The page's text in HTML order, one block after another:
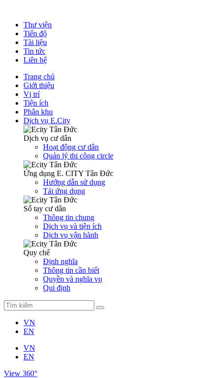
Thư viện
Tiến độ
Tài liệu
Tin tức
Liên hệ
Trang chủ
Giới thiệu
Vị trí
Tiện ích
Phân khu
Dịch vụ E.City
Dịch vụ cư dân
Hoạt động cư dân
Quản lý thi công circle
Ứng dụng E. CITY Tân Đức
Hướng dẫn sử dụng
Tải ứng dụng
Sổ tay cư dân
Thông tin chung
Dịch vụ và tiện ích
Dịch vụ vận hành
Quy chế
Định nghĩa
Thông tin cần biết
Quyền và nghĩa vụ
Qui định
VN
EN
VN
EN
View 360°